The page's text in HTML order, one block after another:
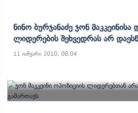
Ნინო Ბურჯანაძე Ჯონ Მაკკეინისა
Ლიდერების Შეხვედრას Არ
11 იანვარი 2010, 08:04